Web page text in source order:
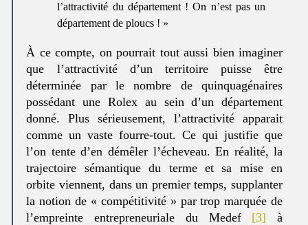
l’attractivité du département ! On n’est pas un
département de ploucs ! »
À ce compte, on pourrait tout aussi bien imaginer
que l’attractivité d’un territoire puisse être
déterminée par le nombre de quinquagénaires
possédant une Rolex au sein d’un département
donné. Plus sérieusement, l’attractivité apparait
comme un vaste fourre-tout. Ce qui justifie que
l’on tente d’en démêler l’écheveau. En réalité, la
trajectoire sémantique du terme et sa mise en
orbite viennent, dans un premier temps, supplanter
la notion de « compétitivité » par trop marquée de
l’empreinte entrepreneuriale du Medef [3] à